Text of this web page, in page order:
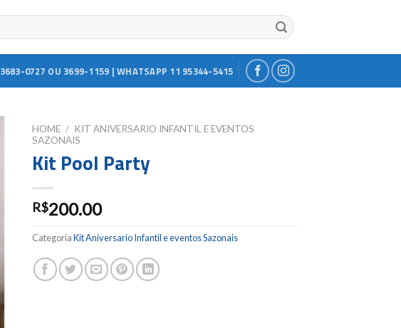
3683-0727 OU 3699-1159 | WHATSAPP 11 95344-5415
HOME / KIT ANIVERSARIO INFANTIL E EVENTOS
SAZONAIS
Kit Pool Party
R$200.00
CategoriaKit Aniversario Infantil e eventos Sazonais